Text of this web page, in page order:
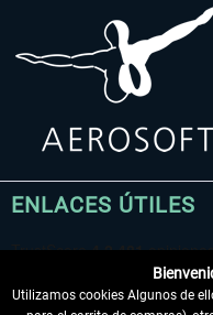
ENLACES ÚTILES
Utilizamos cookies Algunos de